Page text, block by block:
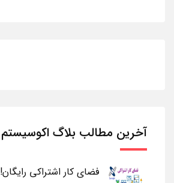
آخرین مطالب بلاگ اکوسیستم
فضای کار اشتراکی رایگان!